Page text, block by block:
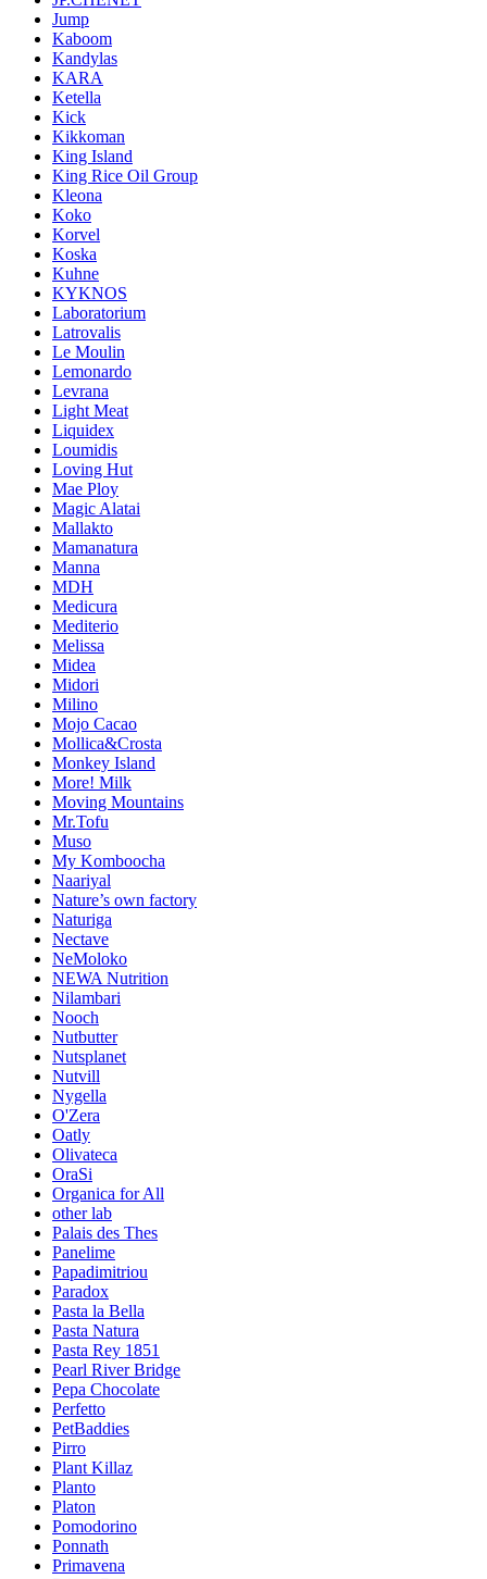
Jump
Kaboom
Kandylas
KARA
Ketella
Kick
Kikkoman
King Island
King Rice Oil Group
Kleona
Koko
Korvel
Koska
Kuhne
KYKNOS
Laboratorium
Latrovalis
Le Moulin
Lemonardo
Levrana
Light Meat
Liquidex
Loumidis
Loving Hut
Mae Ploy
Magic Alatai
Mallakto
Mamanatura
Manna
MDH
Medicura
Mediterio
Melissa
Midea
Midori
Milino
Mojo Cacao
Mollica&Crosta
Monkey Island
More! Milk
Moving Mountains
Mr.Tofu
Muso
My Komboocha
Naariyal
Nature’s own factory
Naturiga
Nectave
NeMoloko
NEWA Nutrition
Nilambari
Nooch
Nutbutter
Nutsplanet
Nutvill
Nygella
O'Zera
Oatly
Olivateca
OraSi
Organica for All
other lab
Palais des Thes
Panelime
Papadimitriou
Paradox
Pasta la Bella
Pasta Natura
Pasta Rey 1851
Pearl River Bridge
Pepa Chocolate
Perfetto
PetBaddies
Pirro
Plant Killaz
Planto
Platon
Pomodorino
Ponnath
Primavena